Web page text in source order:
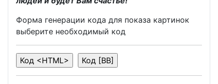
Форма генерации кода для показа картинок
выберите необходимый код